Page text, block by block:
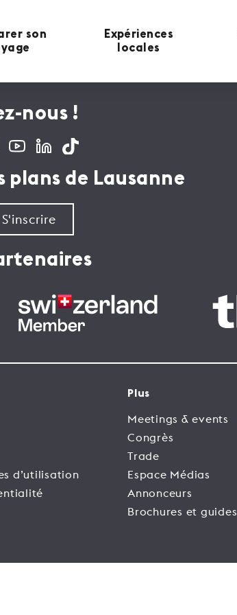
son
Expériences
locales
nous !
plans de Lausanne
S'inscrire
d’utilisation
Plus
Meetings & events
Congrès
Trade
Espace Médias
Annonceurs
Brochures et guides